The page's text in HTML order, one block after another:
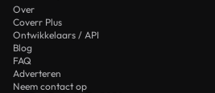
Over
Coverr Plus
Ontwikkelaars / API
Blog
FAQ
Adverteren
Neem contact op